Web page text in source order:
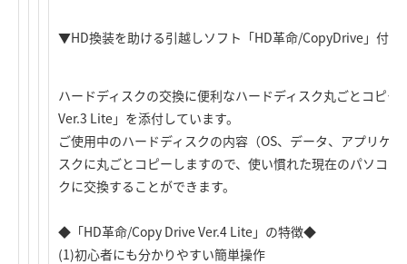
▼HD換装を助ける引越しソフト「HD革命/CopyDrive」付き
ハードディスクの交換に便利なハードディスク丸ごとコピ
Ver.3 Lite」を添付しています。
ご使用中のハードディスクの内容（OS、データ、アプリケ
スクに丸ごとコピーしますので、使い慣れた現在のパソコ
クに交換することができます。
◆「HD革命/Copy Drive Ver.4 Lite」の特徴◆
(1)初心者にも分かりやすい簡単操作